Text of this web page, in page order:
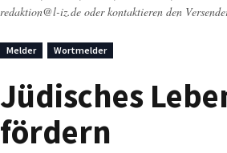
redaktion@l-iz.de oder kontaktieren den
Melder Wortmelder
Jüdisches
fördern